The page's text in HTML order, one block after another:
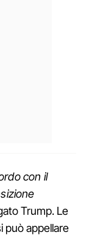
con il
Trump. Le
può appellare